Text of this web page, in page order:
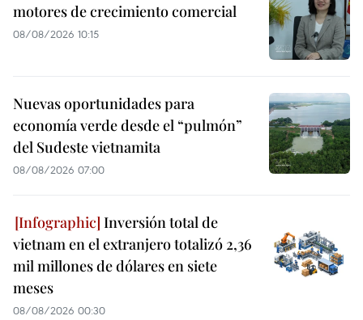
motores de crecimiento comercial
08/08/2026 10:15
Nuevas oportunidades para
economía verde desde el “pulmón”
del Sudeste vietnamita
08/08/2026 07:00
Inversión total de
vietnam en el extranjero totalizó 2,36
mil millones de dólares en siete
meses
08/08/2026 00:30